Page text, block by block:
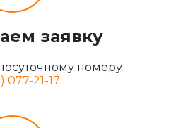
заявку
номеру
077-21-17